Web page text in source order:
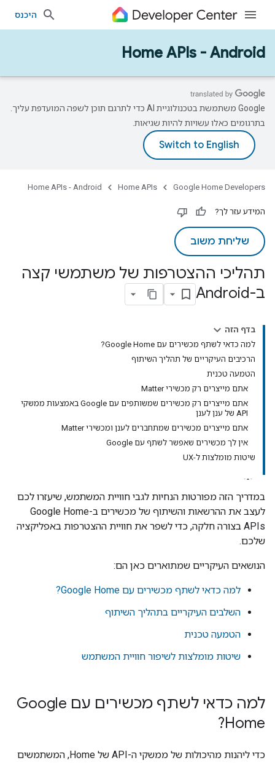
היכנס
Home APIs - Android
‫Google משתמשת בטכנולוגיית AI כדי לתרגם תוכן לשפה המועדפת עליך.
בתרגומים כאלו עשויות להיות שגיאות.
Google Home Developers
Home APIs
Home APIs - Android
המידע עזר לך?
שליחת משוב
תהליכי ההצטרפות של משתמשי קצה
ב-Android
בדף הזה
למה כדאי לשתף מכשירים עם Google Home?
הרכיבים העיקריים של תהליך השיתוף
הטמעה טכנית
אתם מייצרים רק מכשירי Matter
אתם מייצרים רק מכשירים שמשותפים עם Google באמצעות ממשקי
API של ענן לענן
אתם מייצרים מכשירים שמתחברים לענן ומכשירי Matter
אין לך מכשירים שאפשר לשתף עם Google
שיטות מומלצות ל-UX
במדריך הזה מפורטות הנחיות לגבי חוויית המשתמש, שיעזרו לכם
לעצב את ההרשאות והשיתוף של מכשירים ב-Google Home
APIs בצורה חלקה, כדי לשפר את חוויית ההצטרפות באפליקציה
שלכם.
הנושאים העיקריים שמתוארים כאן הם:
למה כדאי לשתף מכשירים עם Google Home?
השלבים העיקריים בתהליך השיתוף
הטמעה טכנית
שיטות מומלצות לשיפור חוויית המשתמש
למה כדאי לשתף מכשירים עם Google
Home?
כדי ליהנות מהיכולות של ממשקי ה-API של Home, המשתמשים